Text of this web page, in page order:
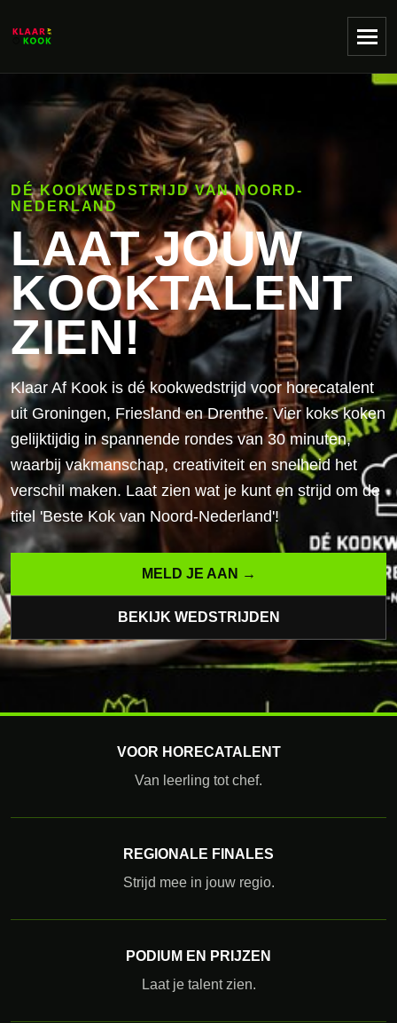
DÉ KOOKWEDSTRIJD VAN NOORD-
NEDERLAND
LAAT JOUW
KOOKTALENT
ZIEN!
Klaar Af Kook is dé kookwedstrijd voor horecatalent
uit Groningen, Friesland en Drenthe. Vier koks koken
gelijktijdig in spannende rondes van 30 minuten,
waarbij vakmanschap, creativiteit en snelheid het
verschil maken. Laat zien wat je kunt en strijd om de
titel 'Beste Kok van Noord-Nederland'!
MELD JE AAN →
BEKIJK WEDSTRIJDEN
VOOR HORECATALENT
Van leerling tot chef.
REGIONALE FINALES
Strijd mee in jouw regio.
PODIUM EN PRIJZEN
Laat je talent zien.